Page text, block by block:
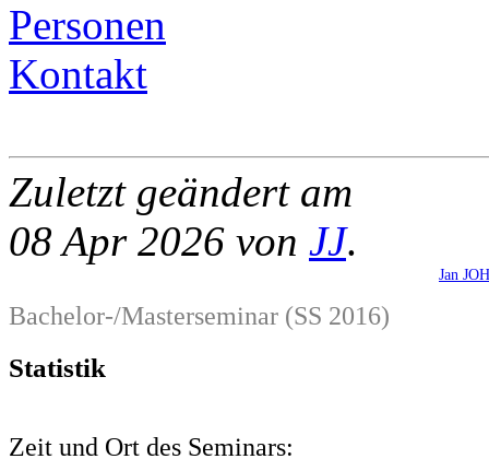
Personen
Kontakt
Zuletzt geändert am
08 Apr 2026 von JJ.
Jan
Bachelor-/Masterseminar (SS 2016)
Statistik
Zeit und Ort des Seminars: